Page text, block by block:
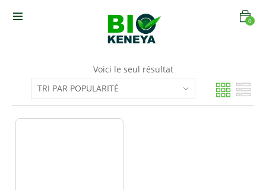
0
Voici le seul résultat